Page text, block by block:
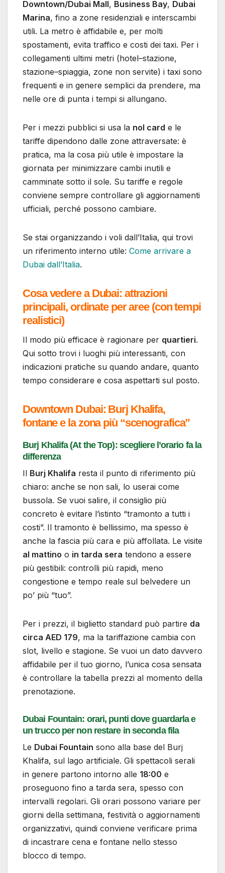
Downtown/Dubai Mall, Business Bay, Dubai
Marina, fino a zone residenziali e interscambi
utili. La metro è affidabile e, per molti
spostamenti, evita traffico e costi dei taxi. Per i
collegamenti ultimi metri (hotel–stazione,
stazione–spiaggia, zone non servite) i taxi sono
frequenti e in genere semplici da prendere, ma
nelle ore di punta i tempi si allungano.
Per i mezzi pubblici si usa la nol card e le
tariffe dipendono dalle zone attraversate: è
pratica, ma la cosa più utile è impostare la
giornata per minimizzare cambi inutili e
camminate sotto il sole. Su tariffe e regole
conviene sempre controllare gli aggiornamenti
ufficiali, perché possono cambiare.
Se stai organizzando i voli dall’Italia, qui trovi
un riferimento interno utile: Come arrivare a
Dubai dall’Italia.
Cosa vedere a Dubai: attrazioni
principali, ordinate per aree (con tempi
realistici)
Il modo più efficace è ragionare per quartieri.
Qui sotto trovi i luoghi più interessanti, con
indicazioni pratiche su quando andare, quanto
tempo considerare e cosa aspettarti sul posto.
Downtown Dubai: Burj Khalifa,
fontane e la zona più “scenografica”
Burj Khalifa (At the Top): scegliere l’orario fa la
differenza
Il Burj Khalifa resta il punto di riferimento più
chiaro: anche se non sali, lo userai come
bussola. Se vuoi salire, il consiglio più
concreto è evitare l’istinto “tramonto a tutti i
costi”. Il tramonto è bellissimo, ma spesso è
anche la fascia più cara e più affollata. Le visite
al mattino o in tarda sera tendono a essere
più gestibili: controlli più rapidi, meno
congestione e tempo reale sul belvedere un
po’ più “tuo”.
Per i prezzi, il biglietto standard può partire da
circa AED 179, ma la tariffazione cambia con
slot, livello e stagione. Se vuoi un dato davvero
affidabile per il tuo giorno, l’unica cosa sensata
è controllare la tabella prezzi al momento della
prenotazione.
Dubai Fountain: orari, punti dove guardarla e
un trucco per non restare in seconda fila
Le Dubai Fountain sono alla base del Burj
Khalifa, sul lago artificiale. Gli spettacoli serali
in genere partono intorno alle 18:00 e
proseguono fino a tarda sera, spesso con
intervalli regolari. Gli orari possono variare per
giorni della settimana, festività o aggiornamenti
organizzativi, quindi conviene verificare prima
di incastrare cena e fontane nello stesso
blocco di tempo.